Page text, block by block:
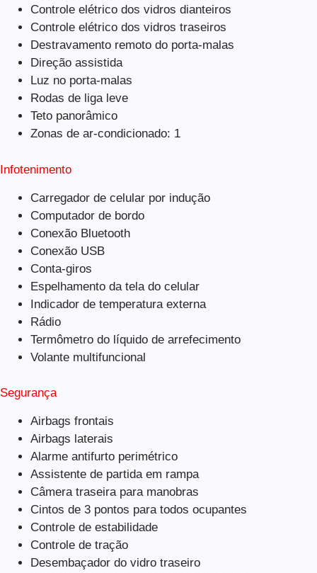
Controle elétrico dos vidros dianteiros
Controle elétrico dos vidros traseiros
Destravamento remoto do porta-malas
Direção assistida
Luz no porta-malas
Rodas de liga leve
Teto panorâmico
Zonas de ar-condicionado: 1
Infotenimento
Carregador de celular por indução
Computador de bordo
Conexão Bluetooth
Conexão USB
Conta-giros
Espelhamento da tela do celular
Indicador de temperatura externa
Rádio
Termômetro do líquido de arrefecimento
Volante multifuncional
Segurança
Airbags frontais
Airbags laterais
Alarme antifurto perimétrico
Assistente de partida em rampa
Câmera traseira para manobras
Cintos de 3 pontos para todos ocupantes
Controle de estabilidade
Controle de tração
Desembaçador do vidro traseiro